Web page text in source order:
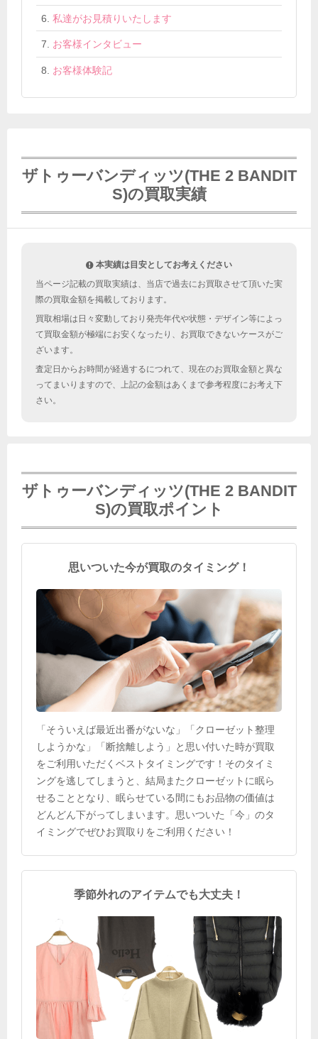
私達がお見積りいたします
お客様インタビュー
お客様体験記
ザトゥーバンディッツ(THE 2 BANDIT
S)の買取実績
本実績は目安としてお考えください
当ページ記載の買取実績は、当店で過去にお買取させて頂いた実
際の買取金額を掲載しております。
買取相場は日々変動しており発売年代や状態・デザイン等によっ
て買取金額が極端にお安くなったり、お買取できないケースがご
ざいます。
査定日からお時間が経過するにつれて、現在のお買取金額と異な
ってまいりますので、上記の金額はあくまで参考程度にお考え下
さい。
ザトゥーバンディッツ(THE 2 BANDIT
S)の買取ポイント
思いついた今が買取のタイミング！
「そういえば最近出番がないな」「クローゼット整理
しようかな」「断捨離しよう」と思い付いた時が買取
をご利用いただくベストタイミングです！そのタイミ
ングを逃してしまうと、結局またクローゼットに眠ら
せることとなり、眠らせている間にもお品物の価値は
どんどん下がってしまいます。思いついた「今」のタ
イミングでぜひお買取りをご利用ください！
季節外れのアイテムでも大丈夫！